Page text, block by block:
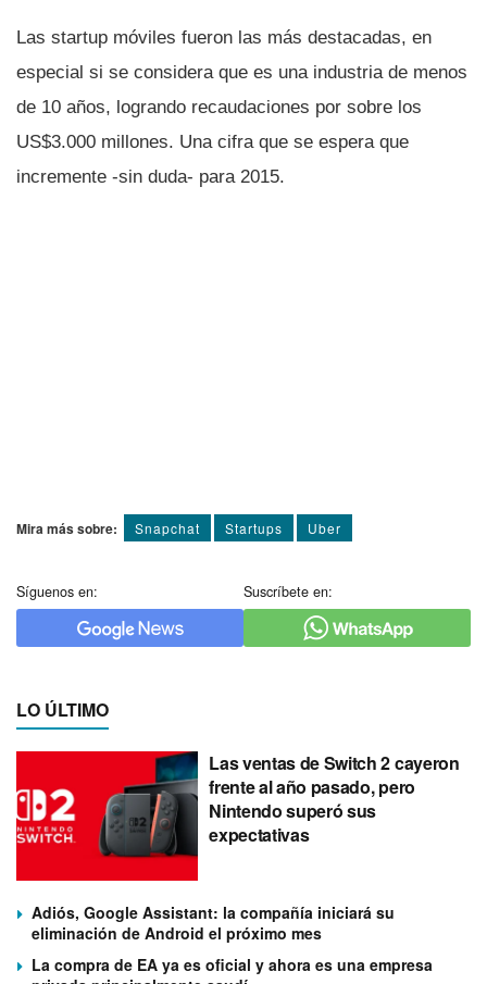
Las startup móviles fueron las más destacadas, en
especial si se considera que es una industria de menos
de 10 años, logrando recaudaciones por sobre los
US$3.000 millones. Una cifra que se espera que
incremente -sin duda- para 2015.
Mira más sobre: Snapchat Startups Uber
Síguenos en: Suscríbete en:
LO ÚLTIMO
Las ventas de Switch 2 cayeron
frente al año pasado, pero
Nintendo superó sus
expectativas
Adiós, Google Assistant: la compañía iniciará su
eliminación de Android el próximo mes
La compra de EA ya es oficial y ahora es una empresa